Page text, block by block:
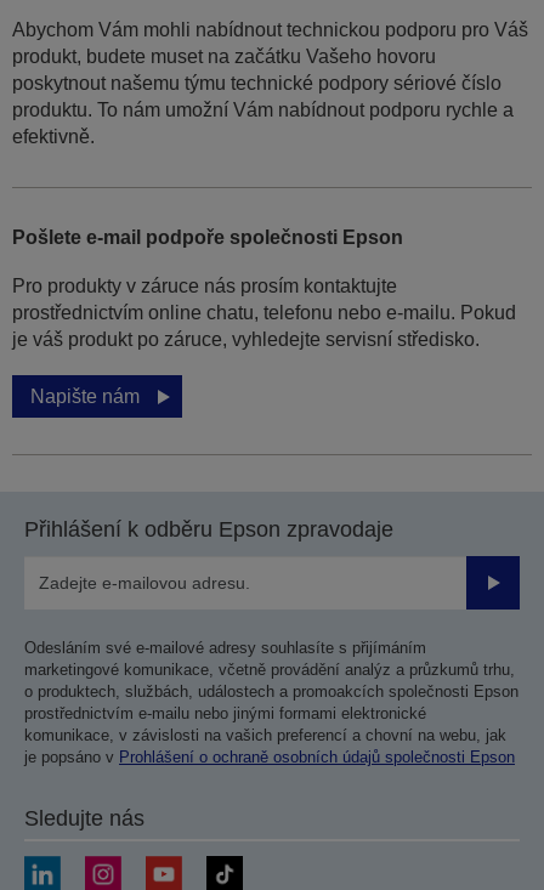
Abychom Vám mohli nabídnout technickou podporu pro Váš
produkt, budete muset na začátku Vašeho hovoru
poskytnout našemu týmu technické podpory sériové číslo
produktu. To nám umožní Vám nabídnout podporu rychle a
efektivně.
Pošlete e-mail podpoře společnosti Epson
Pro produkty v záruce nás prosím kontaktujte
prostřednictvím online chatu, telefonu nebo e-mailu. Pokud
je váš produkt po záruce, vyhledejte servisní středisko.
Napište nám
Přihlášení k odběru Epson zpravodaje
Odesláním své e-mailové adresy souhlasíte s přijímáním
marketingové komunikace, včetně provádění analýz a průzkumů trhu,
o produktech, službách, událostech a promoakcích společnosti Epson
prostřednictvím e-mailu nebo jinými formami elektronické
komunikace, v závislosti na vašich preferencí a chovní na webu, jak
je popsáno v Prohlášení o ochraně osobních údajů společnosti Epson
Sledujte nás